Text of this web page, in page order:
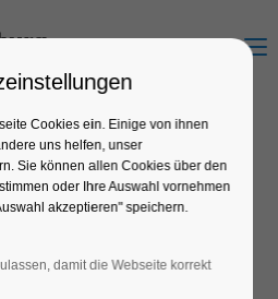
Menu
14776
der Havel
Cookies ein. Einige von ihnen
uns helfen, unser
Sie können allen Cookies über den
oder Ihre Auswahl vornehmen
akzeptieren" speichern.
damit die Webseite korrekt